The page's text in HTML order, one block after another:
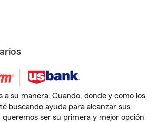
a su manera. Cuando, donde y como los
buscando ayuda para alcanzar sus
ser su primera y mejor opción